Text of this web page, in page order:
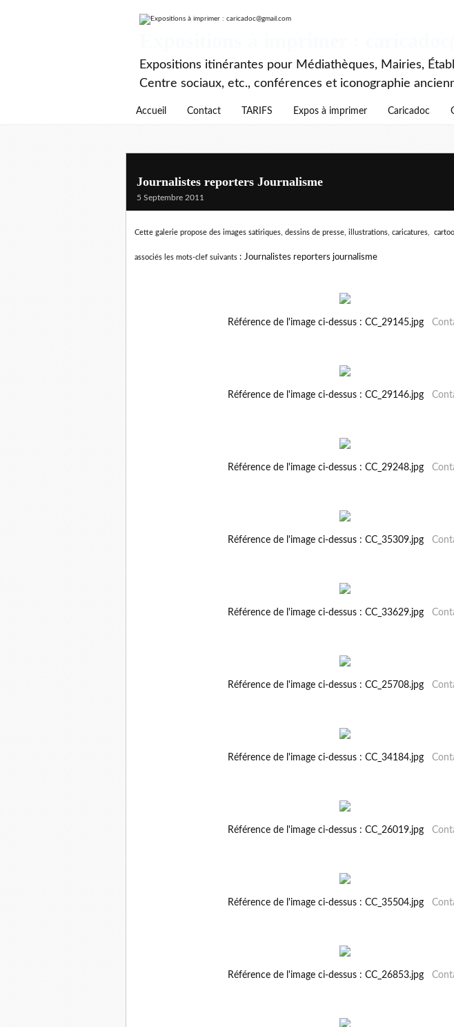
Expositions itinérantes pour Médiathèques, Mairies,
Centre sociaux, etc., conférences et iconographie
Accueil Contact TARIFS Expos à imprimer Caricadoc
Journalistes reporters Journalisme
5 Septembre 2011
Cette galerie propose des images satiriques, dessins de presse, illustrations, caricatures,
associés les mots-clef suivants : Journalistes reporters journalisme
Référence de l'image ci-dessus : CC_29145.jpg
Référence de l'image ci-dessus : CC_29146.jpg
Référence de l'image ci-dessus : CC_29248.jpg
Référence de l'image ci-dessus : CC_35309.jpg
Référence de l'image ci-dessus : CC_33629.jpg
Référence de l'image ci-dessus : CC_25708.jpg
Référence de l'image ci-dessus : CC_34184.jpg
Référence de l'image ci-dessus : CC_26019.jpg
Référence de l'image ci-dessus : CC_35504.jpg
Référence de l'image ci-dessus : CC_26853.jpg